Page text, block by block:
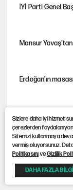
İYİ Parti Genel
Mansur
Erdoğan'ın
Sevr’i yırtan Gazi
Güney Koreli
Sizlere daha iyi hizmet
çerezlerden
Sitemizi kullanmaya
vermiş oluyorsunuz.
PolitikasınıveGizlilik
DAHA FAZLA BİLGİ